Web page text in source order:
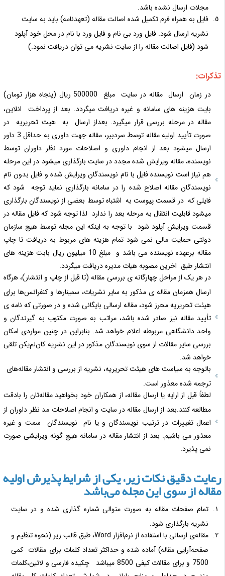
مجلات ارسال نشده باشد.
فایل به همراه فرم تکمیل شده اصالت مقاله (تعهدنامه) باید به سایت
نشریه ارسال شود. فایل ورد بی نام و فایل ورد با نام در محل خود آپلود
شود (فایل اصالت مقاله را از سایت نشریه می توان دریافت نمود.)
در زمان ارسال مقاله در سایت مبلغ 500000 ریال (پنجاه هزار تومان)
بایت هزینه های سامانه و غیره دریافت میگردد. بعد از پرداخت انلاین،
مقاله در مرحله بررسی قرار میگیرد. بعداز ارسال به هیت تحریریه در
صورت تأیید اولیه مقاله توسط سردبیر، مقاله جهت داوری به حداقل 3 داور
ارسال میشود بعد از انجام داوری و اصلاحات مورد نظر داوران توسط
نویسنده، مقاله ویرایش شده مجدد در سایت بارگذاری میشود در این مرحله
هم نیاز است نویسنده فایل با نام نویسندگان ویرایش شده و فایل بدون نام
نویسندگان مقاله اصلاح شده را در سامانه بارگذاری نماید توجه شود که
فایلی که در قسمت پیوست به اشتباه توسط بعضی از نویسندگان بارگذاری
میشود قابلیت انتقال به مرحله بعد را ندارد لذا توجه شود که فایل مقاله در
قسمت ویرایش آپلود شود با توجه به اینکه این مجله توسط هیچ سازمان
دولتی حمایت مالی نمی شود تمام هزینه های مربوط به دریافت تا چاپ
مقاله برعهده نویسنده می باشد و مبلغ 10 میلیون ریال بابت هزینه های
انتشار طبق اخرین مصوبه هیات مدیره دریافت میگردد.
در هر یک از مراحل چهارگانه ی بررسی مقاله (تا قبل از چاپ و انتشار)، هرگاه
ارسال همزمان مقاله ی مذکور به سایر نشریات، سمینارها و کنفرانس‌ها برای
هیئت تحریریه محرز شود، مقاله ارسالی بایگانی شده و در صورتی که نامه ی
تأیید مقاله نیز صادر شده باشد، مراتب به صورت مکتوب به گیرندگان و
واحد دانشگاهی مربوطه اعلام خواهد شد. بنابراین در چنین مواردی امکان
بررسی سایر مقالات از سوی نویسندگان مذکور در این نشریه کان‌لم‌یکن تلقی
خواهد شد.
باتوجه به سیاست های هیئت تحریریه، نشریه از بررسی و انتشار مقاله‌های
ترجمه شده معذور است.
لطفاً قبل از ارایه یا ارسال مقاله، از همکاران خود بخواهید مقاله‌تان‌ را بادقت
مطالعه کنند.بعد از ارسال مقاله در سایت و انجام اصلاحات مد نظر داوران از
اعمال تغییرات در ترتیب نویسندگان و یا نام نویسندگان سمت و غیره
معذور می باشیم. بعد از انتشار مقاله در سامانه هیچ گونه ویرایشی صورت
نمی پذیرد.
دقیق نکات زیر، یکی از شرایط پذیرش اولیه
از سوی این مجله می‌باشد
‌تمام صفحات مقاله به صورت متوالی شماره گذاری شده و در سایت
نشریه بارگذاری شود.
مقاله‌ی ارسالی با استفاده از نرم‌افزار Word، طبق قالب زیر (نحوه تنظیم و
صفحه‌آرایی مقاله) آماده شده و حداکثر تعداد کلمات برای مقالات کمی
7500 و برای مقالات کیفی 8500 میباشد چکیده فارسی و لاتین،کلمات
مندرج در جداول و منابع پایانی در شمارش تعداد کلمات کل مقاله